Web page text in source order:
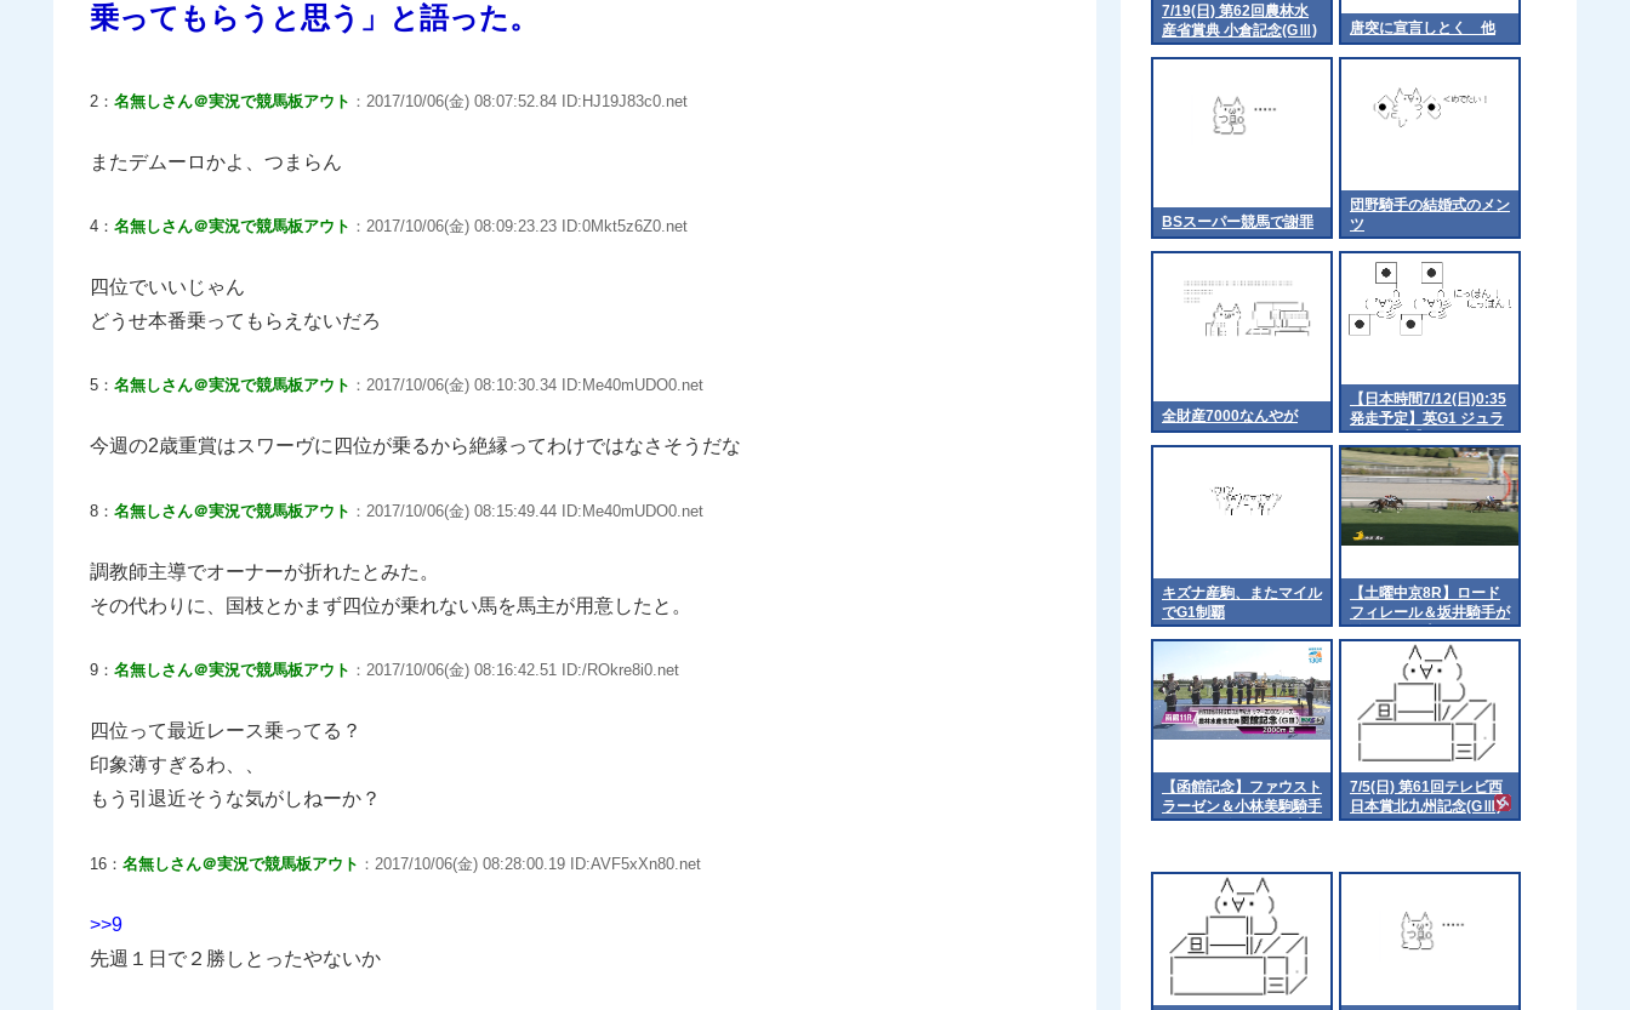
乗ってもらうと思う」と語った。
2： 名無しさん＠実況で競馬板アウト ：2017/10/06(金) 08:07:52.84 ID:HJ19J83c0.net
またデムーロかよ、つまらん
4： 名無しさん＠実況で競馬板アウト ：2017/10/06(金) 08:09:23.23 ID:0Mkt5z6Z0.net
四位でいいじゃん
どうせ本番乗ってもらえないだろ
5： 名無しさん＠実況で競馬板アウト ：2017/10/06(金) 08:10:30.34 ID:Me40mUDO0.net
今週の2歳重賞はスワーヴに四位が乗るから絶縁ってわけではなさそうだな
8： 名無しさん＠実況で競馬板アウト ：2017/10/06(金) 08:15:49.44 ID:Me40mUDO0.net
調教師主導でオーナーが折れたとみた。
その代わりに、国枝とかまず四位が乗れない馬を馬主が用意したと。
9： 名無しさん＠実況で競馬板アウト ：2017/10/06(金) 08:16:42.51 ID:/ROkre8i0.net
四位って最近レース乗ってる？
印象薄すぎるわ、、
もう引退近そうな気がしねーか？
16： 名無しさん＠実況で競馬板アウト ：2017/10/06(金) 08:28:00.19 ID:AVF5xXn80.net
>>9
先週１日で２勝しとったやないか
7/19(日) 第62回農林水
産省賞典 小倉記念(GⅢ)
part1
唐突に宣言しとく 他
BSスーパー競馬で謝罪
団野騎手の結婚式のメン
ツ
全財産7000なんやが
【日本時間7/12(日)0:35
発走予定】英G1 ジュラ
イカップ【サトノレーヴ
出走】
キズナ産駒、またマイル
でG1制覇
【土曜中京8R】ロード
フィレール＆坂井騎手が
ｷﾀ━━━━(ﾟ
∀ﾟ)━━━━!!
【函館記念】ファウスト
ラーゼン＆小林美駒騎手
のまくりｷﾀ━━━━(ﾟ
7/5(日) 第61回テレビ西
日本賞北九州記念(GⅢ)
part2